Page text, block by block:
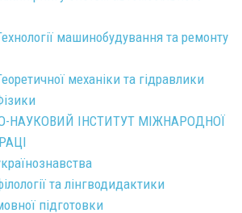
машинобудування та ремонту
механіки та гідравлики
НАУКОВИЙ ІНСТИТУТ МІЖНАРОДНОЇ
та лінгводидактики
підготовки